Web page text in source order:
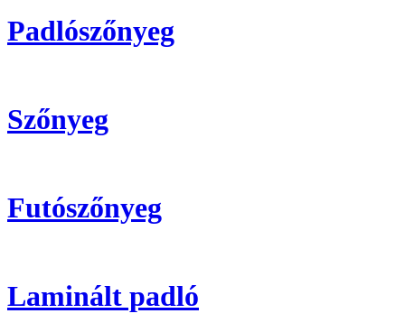
Padlószőnyeg
Szőnyeg
Futószőnyeg
Laminált padló